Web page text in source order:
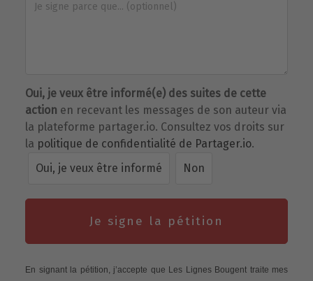
Oui, je veux être informé(e) des suites de cette
action en recevant les messages de son auteur via
la plateforme partager.io. Consultez vos droits sur
la politique de confidentialité de Partager.io.
Oui, je veux être informé
Non
Je signe la pétition
En signant la pétition, j’accepte que Les Lignes Bougent traite mes